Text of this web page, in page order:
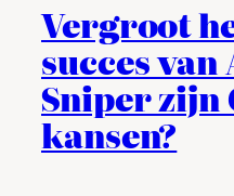
Vergroot
succes
Sniper zijn
kansen?